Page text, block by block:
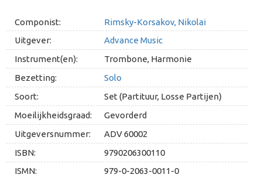
Componist:
Rimsky-Korsakov, Nikolai
Uitgever:
Advance Music
Instrument(en):
Trombone, Harmonie
Bezetting:
Solo
Soort:
Set (Partituur, Losse Partijen)
Moeilijkheidsgraad:
Gevorderd
Uitgeversnummer:
ADV 60002
ISBN:
9790206300110
ISMN:
979-0-2063-0011-0